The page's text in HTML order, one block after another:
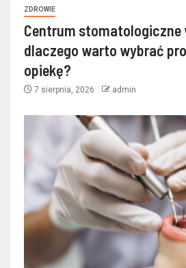
ZDROWIE
Centrum stomatologiczne
dlaczego warto wybrać
opiekę?
7 sierpnia, 2026 admin